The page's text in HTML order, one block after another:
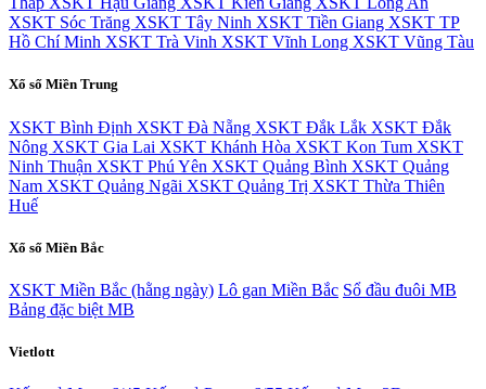
XSKT Sóc Trăng XSKT Tây Ninh XSKT Tiền Giang XSKT TP
Hồ Chí Minh XSKT Trà Vinh XSKT Vĩnh Long XSKT Vũng Tàu
Xổ số Miền Trung
XSKT Bình Định XSKT Đà Nẵng XSKT Đắk Lắk XSKT Đắk
Nông XSKT Gia Lai XSKT Khánh Hòa XSKT Kon Tum XSKT
Ninh Thuận XSKT Phú Yên XSKT Quảng Bình XSKT Quảng
Nam XSKT Quảng Ngãi XSKT Quảng Trị XSKT Thừa Thiên
Huế
Xổ số Miền Bắc
XSKT Miền Bắc (hằng ngày) Lô gan Miền Bắc Sổ đầu đuôi MB
Bảng đặc biệt MB
Vietlott